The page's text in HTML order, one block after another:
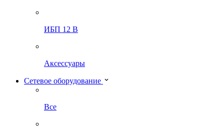
ИБП 12 В
Аксессуары
Сетевое оборудование
Все